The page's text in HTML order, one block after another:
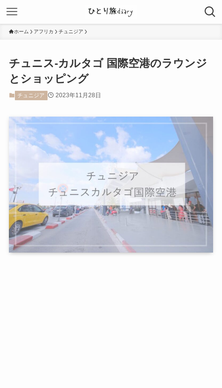
ホーム アフリカ チュニジア
チュニス-カルタゴ 国際空港のラウンジ
とショッピング
チュニジア 2023年11月28日